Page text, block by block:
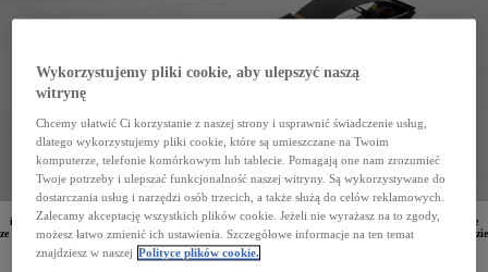
W tegorocznym rankingu Intellectual Property Owners Association Toyota zajęła czwarte miejsce
i pierwsze w branży motoryzacyjnej. Toyota od 9 lat zgłasza najwięcej patentów na nowe technologie
ze wszystkich producentów samochodów w USA. W 2022 roku zarejestrowała w amerykańskim urzędzie
patentowym 3056 wniosków. Ponad połowa przyznanych patentów dotyczyło technologii, które
ukształtują przyszłość motoryzacji.
Wykorzystujemy pliki cookie, aby ulepszyć naszą
witrynę
Chcemy ułatwić Ci korzystanie z naszej strony i usprawnić świadczenie usług,
dlatego wykorzystujemy pliki cookie, które są umieszczane na Twoim
komputerze, telefonie komórkowym lub tablecie. Pomagają one nam zrozumieć
Twoje potrzeby i ulepszać funkcjonalność naszej witryny. Są wykorzystywane do
dostarczania usług i narzędzi osób trzecich, a także służą do celów reklamowych.
Zalecamy akceptację wszystkich plików cookie. Jeżeli nie wyrażasz na to zgody,
możesz łatwo zmienić ich ustawienia. Szczegółowe informacje na ten temat
znajdziesz w naszej Polityce plików cookie.